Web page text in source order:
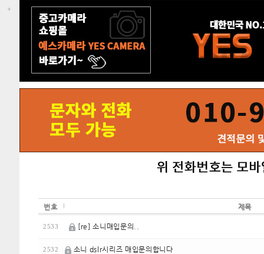
번호 제목
2533 [re] 소니매입문의..
2532 소니 dslr시리즈 매입문의합니다